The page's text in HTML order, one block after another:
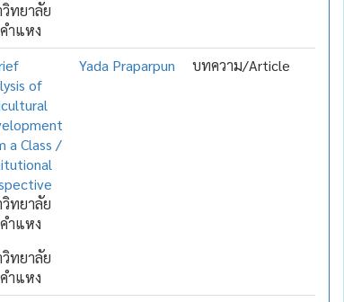
ทยาลัย
ำแหง
of
a Class /
ทยาลัย
ำแหง
ทยาลัย
ำแหง
Yada Praparpun บทความ/Article